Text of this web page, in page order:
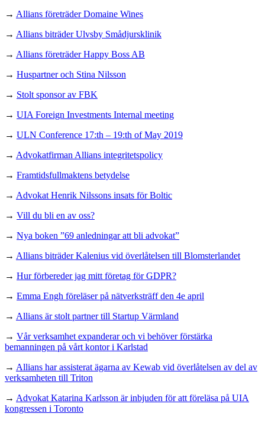
→ Allians företräder Domaine Wines
→ Allians biträder Ulvsby Smådjursklinik
→ Allians företräder Happy Boss AB
→ Huspartner och Stina Nilsson
→ Stolt sponsor av FBK
→ UIA Foreign Investments Internal meeting
→ ULN Conference 17:th – 19:th of May 2019
→ Advokatfirman Allians integritetspolicy
→ Framtidsfullmaktens betydelse
→ Advokat Henrik Nilssons insats för Boltic
→ Vill du bli en av oss?
→ Nya boken ”69 anledningar att bli advokat”
→ Allians biträder Kalenius vid överlåtelsen till Blomsterlandet
→ Hur förbereder jag mitt företag för GDPR?
→ Emma Engh föreläser på nätverksträff den 4e april
→ Allians är stolt partner till Startup Värmland
→ Vår verksamhet expanderar och vi behöver förstärka
bemanningen på vårt kontor i Karlstad
→ Allians har assisterat ägarna av Kewab vid överlåtelsen av del av
verksamheten till Triton
→ Advokat Katarina Karlsson är inbjuden för att föreläsa på UIA
kongressen i Toronto